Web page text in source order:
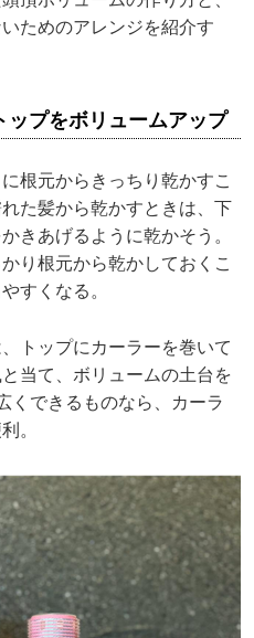
ためのアレンジを紹介す
ップをボリュームアップ
根元からきっちり乾かすこ
た髪から乾かすときは、下
きあげるように乾かそう。
り根元から乾かしておくこ
すくなる。
トップにカーラーを巻いて
当て、ボリュームの土台を
くできるものなら、カーラ
。